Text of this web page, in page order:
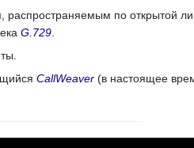
распространяемым по открытой
G.729
CallWeaver (в настоящее